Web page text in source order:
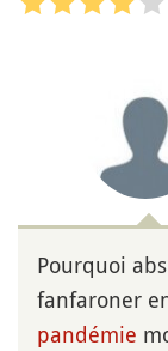
Pourquoi
fanfaroner
pandémie